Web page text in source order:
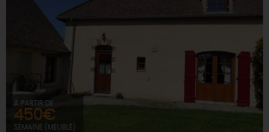
À PARTIR DE
450€
SEMAINE (MEUBLÉ)